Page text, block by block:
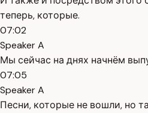
теперь, которые.
07:02
Speaker A
Мы сейчас на днях начнём
07:05
Speaker A
Песни, которые не вошли, но